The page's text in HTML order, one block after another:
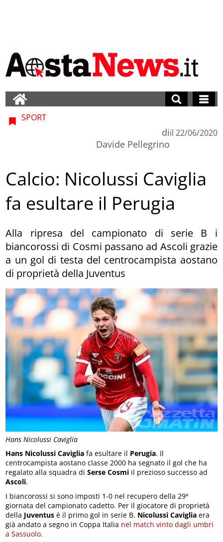
Hans Nicolussi Caviglia
SPORT
di
Davide Pellegrino
il 22/06/2020
Calcio: Nicolussi Caviglia
fa esultare il Perugia
Alla ripresa del campionato di serie B i
biancorossi di Cosmi passano ad Ascoli grazie
a un gol di testa del centrocampista aostano
di proprietà della Juventus
Hans Nicolussi Caviglia fa esultare il Perugia. Il
centrocampista aostano classe 2000 ha segnato il gol che ha
regalato alla squadra diSerse Cosmi il prezioso successo ad
Ascoli.
I biancorossi si sono imposti 1-0 nel recupero della 29ª
giornata del campionato cadetto. Per il giocatore di proprietà
della Juventus è il primo gol in serie B. Nicolussi Caviglia era
già andato a segno in Coppa Italia nel match vinto dagli umbri
a Sassuolo.